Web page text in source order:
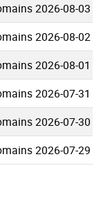
2026-08-03
2026-08-02
2026-08-01
2026-07-31
2026-07-30
2026-07-29